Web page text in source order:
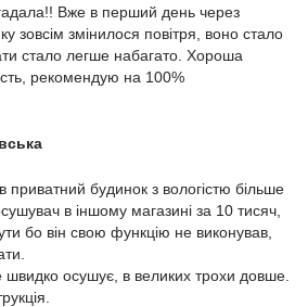
Вже в перший день через
зовсім змінилося повітря, воно стало
стало легше набагато. Хороша
рекомендую на 100%
будинок з вологістю більше
в іншому магазині за 10 тисяч,
бо він свою функцію не виконував,
швидко осушує, в великих трохи довше.